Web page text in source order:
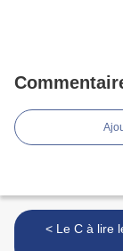
< Le C à lire